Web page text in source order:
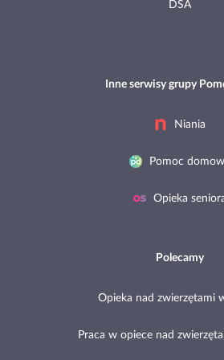
DSA
Inne serwisy grupy
Niania
Pomoc
Opieka
Polecamy
Opieka nad zwierzętami
Praca w opiece nad